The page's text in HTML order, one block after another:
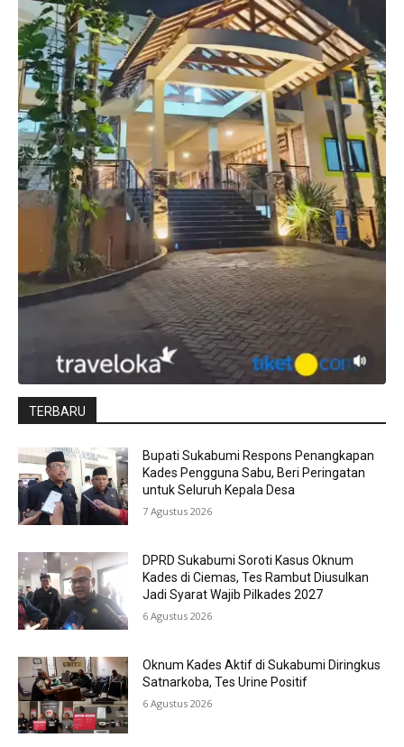
TERBARU
Bupati Sukabumi Respons Penangkapan
Kades Pengguna Sabu, Beri Peringatan
untuk Seluruh Kepala Desa
7 Agustus 2026
DPRD Sukabumi Soroti Kasus Oknum
Kades di Ciemas, Tes Rambut Diusulkan
Jadi Syarat Wajib Pilkades 2027
6 Agustus 2026
Oknum Kades Aktif di Sukabumi Diringkus
Satnarkoba, Tes Urine Positif
6 Agustus 2026